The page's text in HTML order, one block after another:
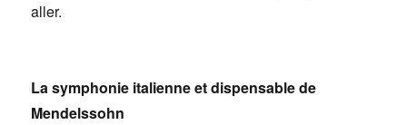
aller.
La symphonie italienne et dispensable de
Mendelssohn